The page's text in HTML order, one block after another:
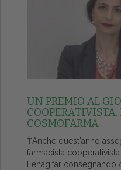
UN PREMIO AL
COSMOFARMA
ŤAnche quest'anno
farmacista
Fenagifar